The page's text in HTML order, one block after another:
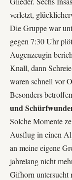
verletzt,
Die Gruppe war
gegen 7:30 Uhr
Augenzeugin
Knall, dann
waren schnell vor
Besonders
und
Solche Momente
Ausflug in einen
an meine eigene
jahrelang nicht
Gifhorn untersucht